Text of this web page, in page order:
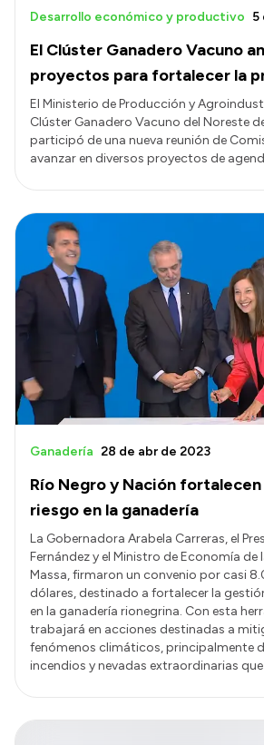
Transparencia
Presupuesto
Boletín Oficial
Compras y licitaciones
Consulta de pago a proveedores
Convocatorias
Intranet
El Clúster Ganadero Vacuno
proyectos para fortalecer la
Desarrollo económico y productivo 5
El Ministerio de Producción y
Clúster Ganadero Vacuno del Noreste
participó de una nueva reunión de
avanzar en diversos proyectos de
Río Negro y Nación
riesgo en la ganadería
Ganadería 28 de abr de 2023
La Gobernadora Arabela Carreras, el
Fernández y el Ministro de Economía de
Massa, firmaron un convenio por casi
dólares, destinado a fortalecer la
en la ganadería rionegrina. Con esta
trabajará en acciones destinadas a
fenómenos climáticos, principalmente
incendios y nevadas extraordinarias